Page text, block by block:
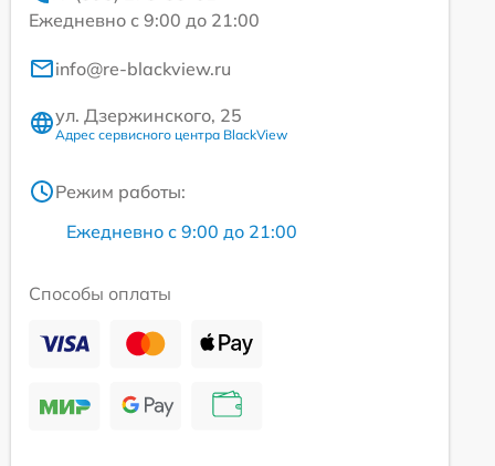
Ежедневно с 9:00 до 21:00
info@re-blackview.ru
ул. Дзержинского, 25
Адрес сервисного центра BlackView
Режим работы:
Ежедневно с 9:00 до 21:00
Способы оплаты